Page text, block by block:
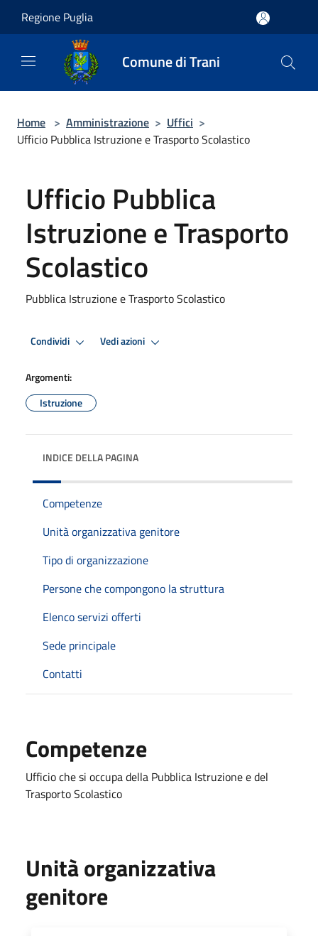
Regione Puglia
Comune di Trani
Home > Amministrazione > Uffici >
Ufficio Pubblica Istruzione e Trasporto Scolastico
Ufficio Pubblica
Istruzione e Trasporto
Scolastico
Pubblica Istruzione e Trasporto Scolastico
Condividi Vedi azioni
Argomenti:
Istruzione
INDICE DELLA PAGINA
Competenze
Unità organizzativa genitore
Tipo di organizzazione
Persone che compongono la struttura
Elenco servizi offerti
Sede principale
Contatti
Competenze
Ufficio che si occupa della Pubblica Istruzione e del
Trasporto Scolastico
Unità organizzativa
genitore